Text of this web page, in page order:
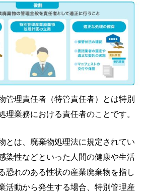
管理責任者（特管責任者）とは特別
理業務における責任者のことです。
とは、廃棄物処理法に規定されてい
染性などといった人間の健康や生活
恐れのある性状の産業廃棄物を指し
活動から発生する場合、特別管理産